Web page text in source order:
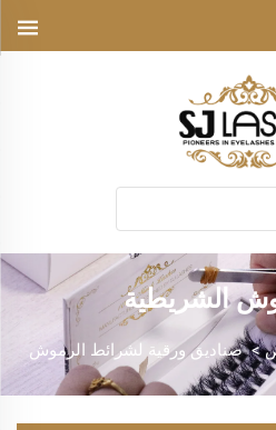
الشريطية
>صناديق ورقية لشرائط الرموش